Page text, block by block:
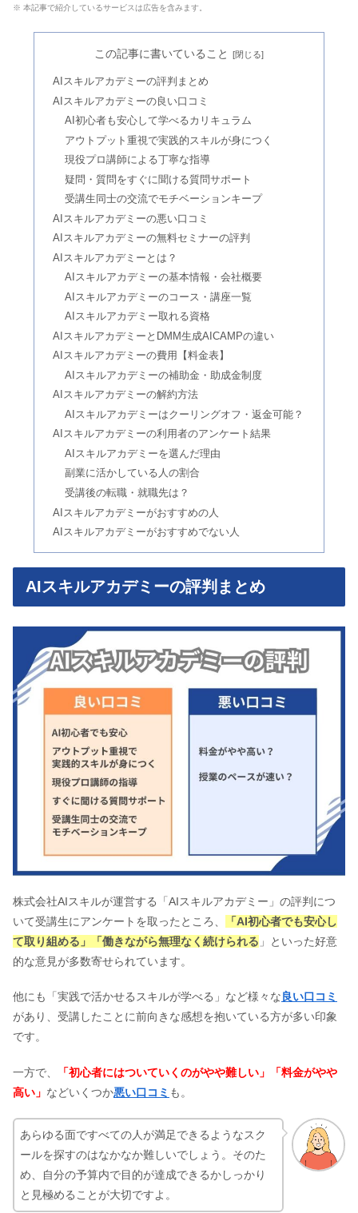
※ 本記事で紹介しているサービスは広告を含みます。
この記事に書いていること
AIスキルアカデミーの評判まとめ
AIスキルアカデミーの良い口コミ
AI初心者も安心して学べるカリキュラム
アウトプット重視で実践的スキルが身につく
現役プロ講師による丁寧な指導
疑問・質問をすぐに聞ける質問サポート
受講生同士の交流でモチベーションキープ
AIスキルアカデミーの悪い口コミ
AIスキルアカデミーの無料セミナーの評判
AIスキルアカデミーとは？
AIスキルアカデミーの基本情報・会社概要
AIスキルアカデミーのコース・講座一覧
AIスキルアカデミー取れる資格
AIスキルアカデミーとDMM生成AICAMPの違い
AIスキルアカデミーの費用【料金表】
AIスキルアカデミーの補助金・助成金制度
AIスキルアカデミーの解約方法
AIスキルアカデミーはクーリングオフ・返金可能？
AIスキルアカデミーの利用者のアンケート結果
AIスキルアカデミーを選んだ理由
副業に活かしている人の割合
受講後の転職・就職先は？
AIスキルアカデミーがおすすめの人
AIスキルアカデミーがおすすめでない人
AIスキルアカデミーの評判まとめ
株式会社AIスキルが運営する「AIスキルアカデミー」の評判につ
いて受講生にアンケートを取ったところ、
「AI初心者でも安心し
て取り組める」「働きながら無理なく続けられる 」といった好意
的な意見が多数寄せられています。
他にも「実践で活かせるスキルが学べる」など様々な良い口コミ
があり、受講したことに前向きな感想を抱いている方が多い印象
です。
一方で、
「初心者にはついていくのがやや難しい」「料金がやや
高い」 などいくつか悪い口コミ も。
あらゆる面ですべての人が満足できるようなスク
ールを探すのはなかなか難しいでしょう。そのた
め、自分の予算内で目的が達成できるかしっかり
と見極めることが大切ですよ。